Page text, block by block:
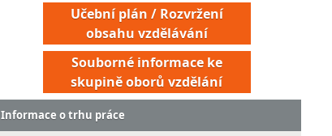
Učební plán / Rozvržení
obsahu vzdělávání
Souborné informace ke
skupině oborů vzdělání
Informace o trhu práce